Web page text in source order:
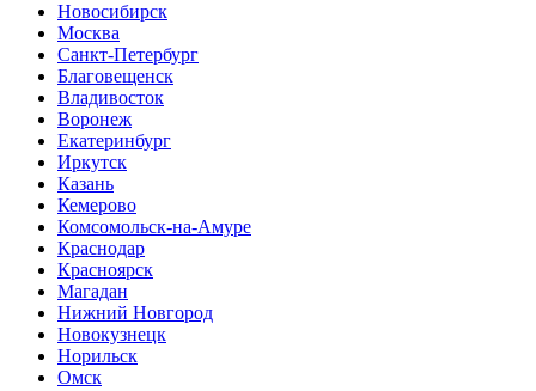
Новосибирск
Москва
Санкт-Петербург
Благовещенск
Владивосток
Воронеж
Екатеринбург
Иркутск
Казань
Кемерово
Комсомольск-на-Амуре
Краснодар
Красноярск
Магадан
Нижний Новгород
Новокузнецк
Норильск
Омск